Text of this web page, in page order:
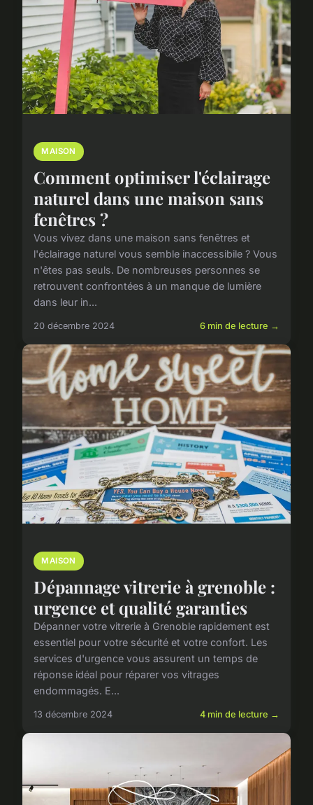
MAISON
Comment optimiser l'éclairage
naturel dans une maison sans
fenêtres ?
Vous vivez dans une maison sans fenêtres et
l'éclairage naturel vous semble inaccessibile ? Vous
n'êtes pas seuls. De nombreuses personnes se
retrouvent confrontées à un manque de lumière
dans leur in...
20 décembre 2024 6 min de lecture →
MAISON
Dépannage vitrerie à grenoble :
urgence et qualité garanties
Dépanner votre vitrerie à Grenoble rapidement est
essentiel pour votre sécurité et votre confort. Les
services d'urgence vous assurent un temps de
réponse idéal pour réparer vos vitrages
endommagés. E...
13 décembre 2024 4 min de lecture →